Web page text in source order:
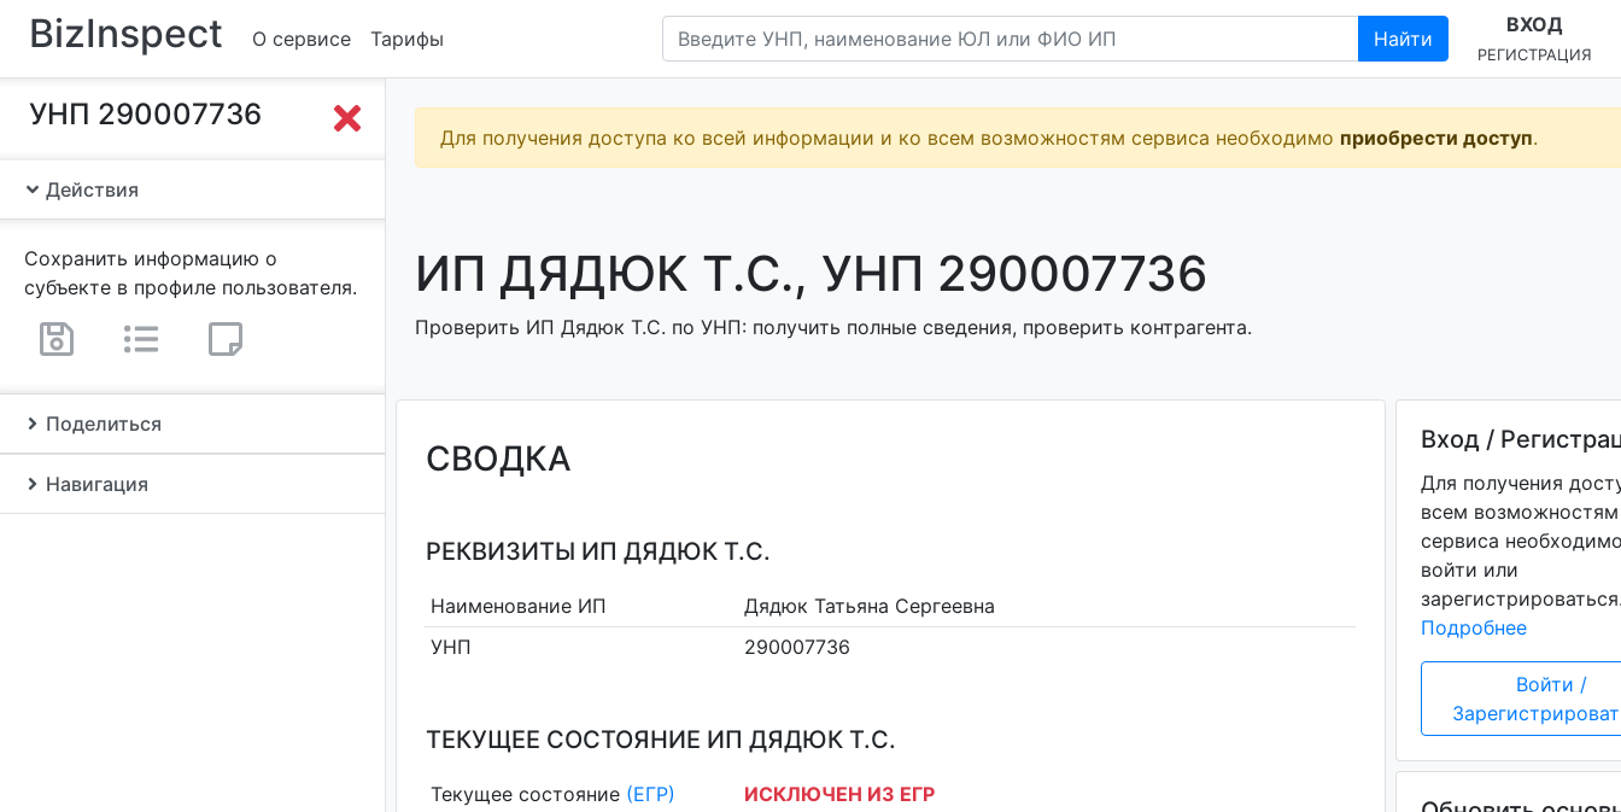
BizInspect О сервисе Тарифы Найти
ВХОД
РЕГИСТРАЦИЯ
УНП 290007736
Действия
Сохранить информацию о
субъекте в профиле пользователя.
Поделиться
Навигация
Для получения доступа ко всей информации и ко всем возможностям сервиса необходимо приобрести доступ.
ИП ДЯДЮК Т.С., УНП 290007736
Проверить ИП Дядюк Т.С. по УНП: получить полные сведения, проверить контрагента.
СВОДКА
РЕКВИЗИТЫ ИП ДЯДЮК Т.С.
Наименование ИП
Дядюк Татьяна Сергеевна
УНП
290007736
ТЕКУЩЕЕ СОСТОЯНИЕ ИП ДЯДЮК Т.С.
Текущее состояние (ЕГР)
ИСКЛЮЧЕН ИЗ ЕГР
Вход /
Для получения
всем возможностям
сервиса
войти или
Подробнее
Войти /